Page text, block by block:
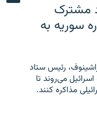
مشترک
سوریه به
رئیس ستاد
می‌روند تا
مذاکره کنند.